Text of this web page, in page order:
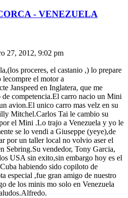
- VENEZUELA
27, 2012, 9:02 pm
proceres, el castanio ,) lo prepare
el motor a
Janspeed en Inglatera, que me
competencia.El carro nacio un Mini
avion.El unico carro mas velz en su
Mitchel.Carlos Tai le cambio su
el Mini .Lo trajo a Venezuela y yo le
se lo vendi a Giuseppe (yeye),de
por un taller local no volvio aser el
Sebring.Su vendedor, Tony Garcia,
USA sin exito,sin embargo hoy es el
habiendo sido copiloto de
especial ,fue gran amigo de nuestro
de los minis mo solo en Venezuela